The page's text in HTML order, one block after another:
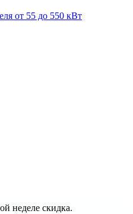
от 55 до 550 кВт
неделе скидка.